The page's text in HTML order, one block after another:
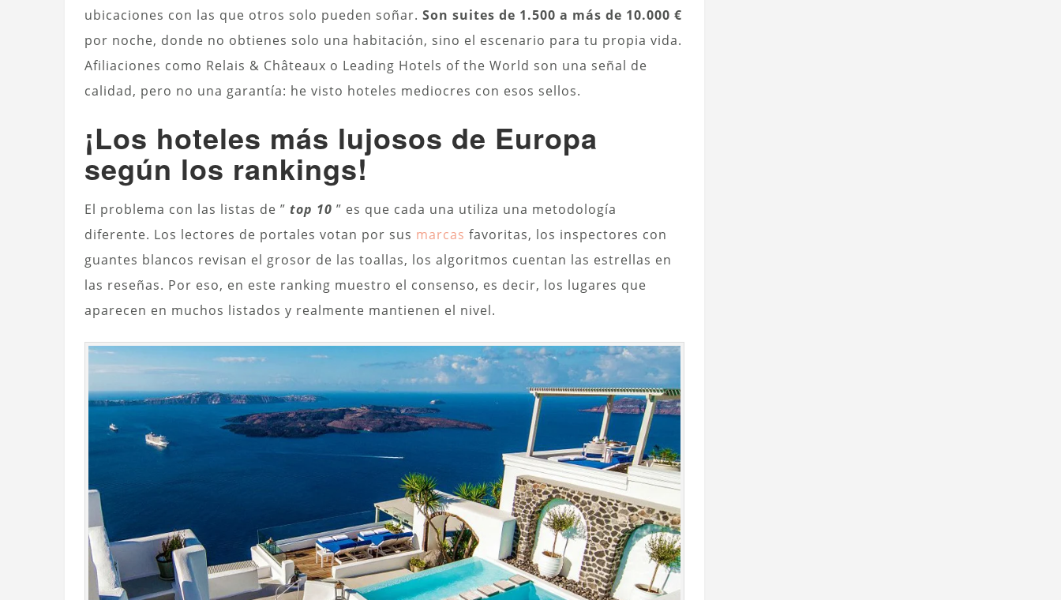
ubicaciones con las que otros solo pueden soñar. Son suites de 1.500 a más de 10.000 €
por noche, donde no obtienes solo una habitación, sino el escenario para tu propia vida.
Afiliaciones como Relais & Châteaux o Leading Hotels of the World son una señal de
calidad, pero no una garantía: he visto hoteles mediocres con esos sellos.
¡Los hoteles más lujosos de Europa
según los rankings!
El problema con las listas de ” top 10 ” es que cada una utiliza una metodología
diferente. Los lectores de portales votan por sus marcas favoritas, los inspectores con
guantes blancos revisan el grosor de las toallas, los algoritmos cuentan las estrellas en
las reseñas. Por eso, en este ranking muestro el consenso, es decir, los lugares que
aparecen en muchos listados y realmente mantienen el nivel.